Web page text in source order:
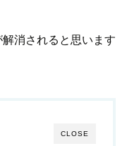
消されると思います
CLOSE